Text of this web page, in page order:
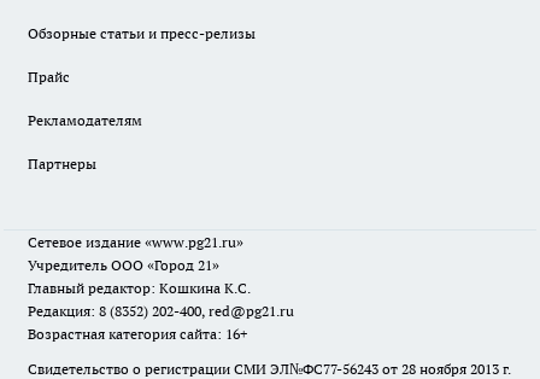
Обзорные статьи и пресс-релизы
Прайс
Рекламодателям
Партнеры
Сетевое издание «www.pg21.ru»
Учредитель ООО «Город 21»
Главный редактор: Кошкина К.С.
Редакция: 8 (8352) 202-400, red@pg21.ru
Возрастная категория сайта: 16+
Свидетельство о регистрации СМИ ЭЛ№ФС77-56243 от 28 ноября 2013 г.